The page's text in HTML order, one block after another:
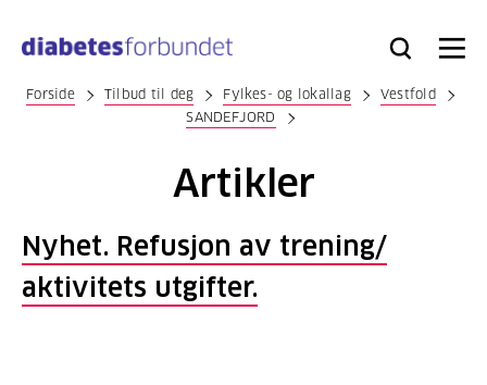
hovedinnhold
Bli
Logg
Søk Meny
Forside Tilbud til deg Fylkes- og lokallag
Vestfold
SANDEFJORD
Artikler
Nyhet. Refusjon av trening/
aktivitets utgifter.